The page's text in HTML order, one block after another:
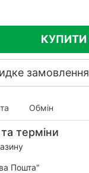
КУПИТИ
замовлення
Обмін
терміни
Пошта"